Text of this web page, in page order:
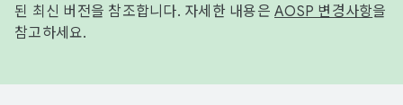
된 최신 버전을 참조합니다. 자세한 내용은 AOSP 변경사항을
참고하세요.